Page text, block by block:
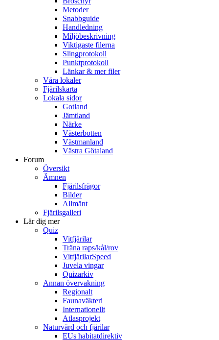
Metoder
Snabbguide
Handledning
Miljöbeskrivning
Viktigaste filerna
Slingprotokoll
Punktprotokoll
Länkar & mer filer
Våra lokaler
Fjärilskarta
Lokala sidor
Gotland
Jämtland
Närke
Västerbotten
Västmanland
Västra Götaland
Forum
Översikt
Ämnen
Fjärilsfrågor
Bilder
Allmänt
Fjärilsgalleri
Lär dig mer
Quiz
Vitfjärilar
Träna raps/kål/rov
VitfjärilarSpeed
Juvela vingar
Quizarkiv
Annan övervakning
Regionalt
Faunaväkteri
Internationellt
Atlasprojekt
Naturvård och fjärilar
EUs habitatdirektiv